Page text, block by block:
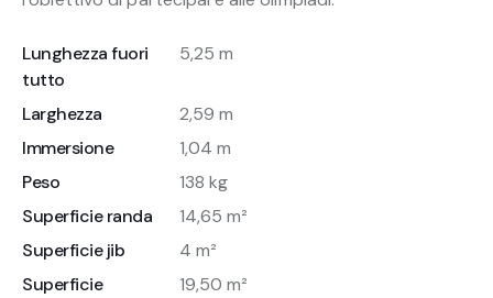
Lunghezza fuori
tutto
5,25 m
Larghezza
2,59 m
Immersione
1,04 m
Peso
138 kg
Superficie randa
14,65 m²
Superficie jib
4 m²
Superficie
19,50 m²